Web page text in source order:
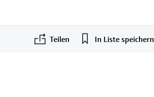
Teilen In Liste speichern